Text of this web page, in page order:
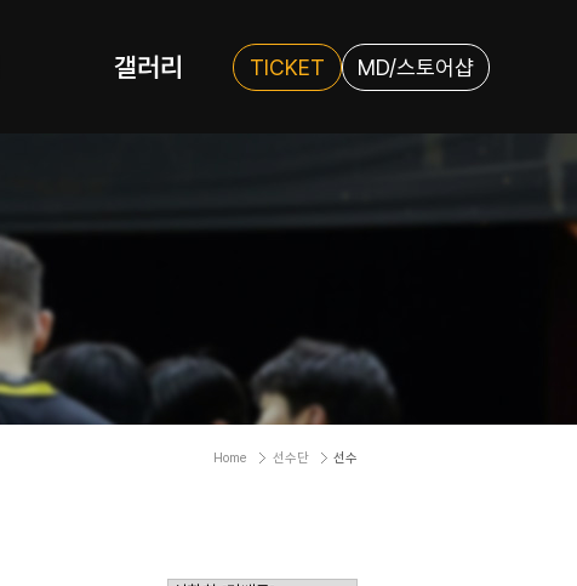
갤러리 TICKET MD/스토어샵
Home 선수단 선수